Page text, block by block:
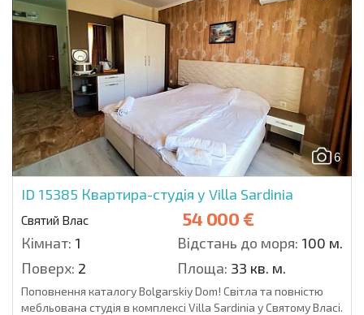
6
ID 15385 Квартира-студія у Villa Sardinia
Святий Влас 54 000 €
Кімнат: 1 Відстань до моря: 100 м.
Поверх: 2 Площа: 33 кв. м.
Поповнення каталогу Bolgarskiy Dom! Світла та повністю
мебльована студія в комплексі Villa Sardinia у Святому Власі.